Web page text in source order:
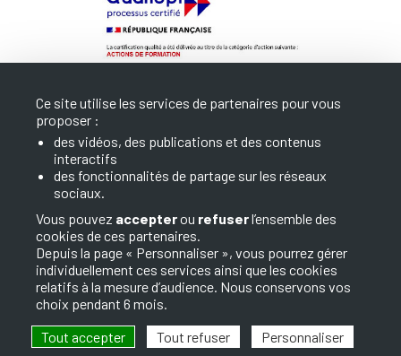
LA FAC
NOS FORMATIONS
INFOS ET CONTACT
© 2026 FAC. Tous droits réservés
Ce site utilise les services de partenaires pour vous
proposer :
des vidéos, des publications et des contenus
interactifs
des fonctionnalités de partage sur les réseaux
sociaux.
Vous pouvez accepterou refuserl’ensemble des
cookies de ces partenaires.
Depuis la page « Personnaliser », vous pourrez gérer
individuellement ces services ainsi que les cookies
relatifs à la mesure d’audience. Nous conservons vos
choix pendant 6 mois.
Tout accepter
Tout refuser Personnaliser